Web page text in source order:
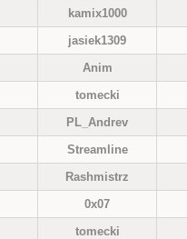
kamix1000
jasiek1309
Anim
tomecki
PL_Andrev
Streamline
Rashmistrz
0x07
tomecki